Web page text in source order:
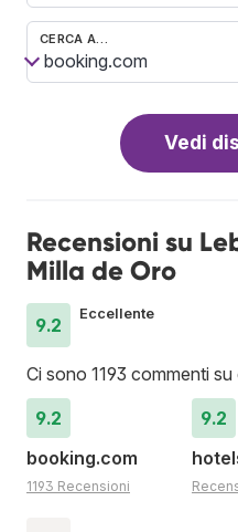
CERCA A…
Vedi
Recensioni su
Milla de Oro
9.2
Eccellente
Ci sono 1193 commenti
9.2
booking.com
1193 Recensioni
9.2